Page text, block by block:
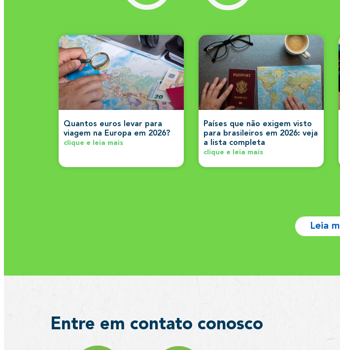
Quantos euros levar para
viagem na Europa em 2026?
clique e leia mais
Países que não exigem visto
para brasileiros em 2026: veja
a lista completa
clique e leia mais
Leia
Entre em contato conosco